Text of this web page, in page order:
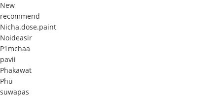
New
recommend
Nicha.dose.paint
Noideasir
P1mchaa
pavii
Phakawat
Phu
suwapas